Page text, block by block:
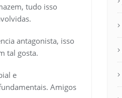
tudo isso
antagonista, isso
tal gosta.
e
Amigos